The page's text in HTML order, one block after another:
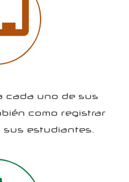
cada uno de sus
como registrar
estudiantes.